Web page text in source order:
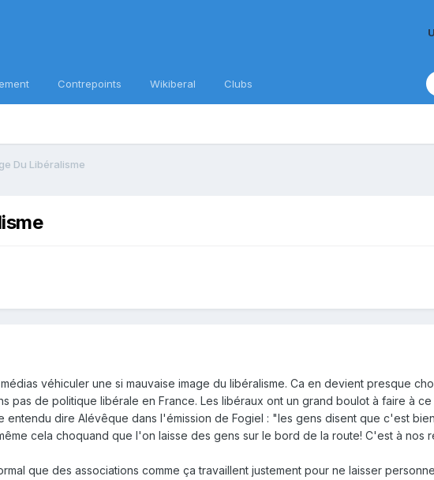
Contrepoints Wikiberal Clubs
Du Libéralisme
véhiculer une si mauvaise image du libéralisme. Ca en devient presque
pas de politique libérale en France. Les libéraux ont un grand boulot à faire à ce
dire Alévêque dans l'émission de Fogiel : "les gens disent que c'est
cela choquand que l'on laisse des gens sur le bord de la route! C'est à nos
que des associations comme ça travaillent justement pour ne laisser